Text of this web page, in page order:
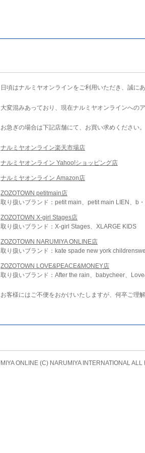
日頃はナルミヤオンラインをご利用いただき、誠に
大変混みあっており、現在ナルミヤオンラインへの
お急ぎの場合は下記店舗にて、お買い求めください。
ナルミヤオンライン楽天市場店
ナルミヤオンライン Yahoo!ショッピング店
ナルミヤオンライン Amazon店
ZOZOTOWN petitmain店
取り扱いブランド：petit main、petit main LIEN、b
ZOZOTOWN X-girl Stages店
取り扱いブランド：X-girl Stages、XLARGE KIDS
ZOZOTOWN NARUMIYA ONLINE店
取り扱いブランド：kate spade new york
ZOZOTOWN LOVE&PEACE&MONEY店
取り扱いブランド：After the rain、babycheer、
お客様にはご不便をおかけいたしますが、何卒ご理